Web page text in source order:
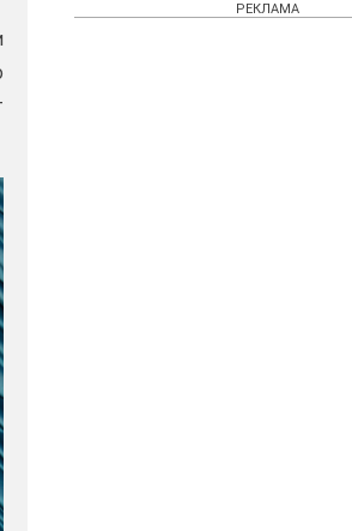
РЕКЛАМА